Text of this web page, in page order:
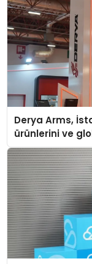
Derya Arms,
ürünlerini ve